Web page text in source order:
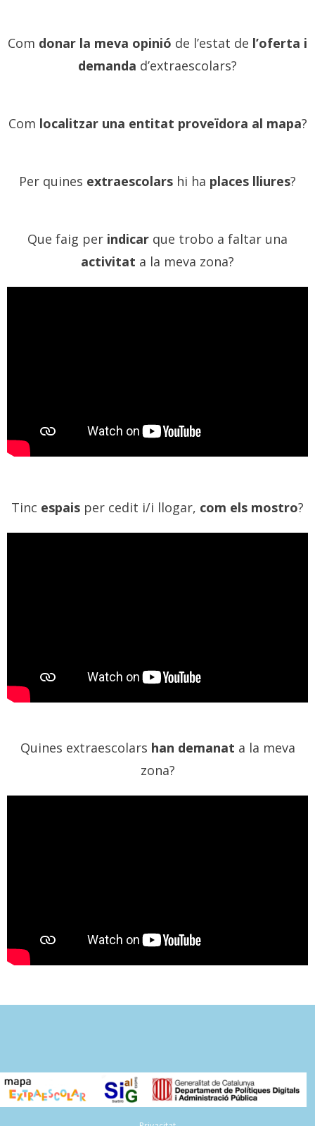
Com donar la meva opinió de l’estat de l’oferta i
demanda d’extraescolars?
Com localitzar una entitat proveïdora al mapa?
Per quines extraescolars hi ha places lliures?
Que faig per indicar que trobo a faltar una
activitat a la meva zona?
Tinc espais per cedit i/i llogar, com els mostro?
Quines extraescolars han demanat a la meva
zona?